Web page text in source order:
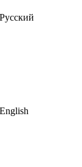
Русский
English